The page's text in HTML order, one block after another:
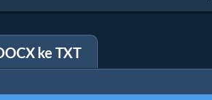
ke TXT